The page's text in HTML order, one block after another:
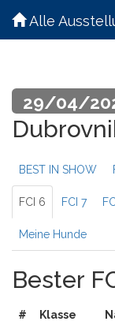
Alle
29/04/
BEST IN SHOW
FCI 6 FCI 7
Meine Hunde
Bester
# Klasse